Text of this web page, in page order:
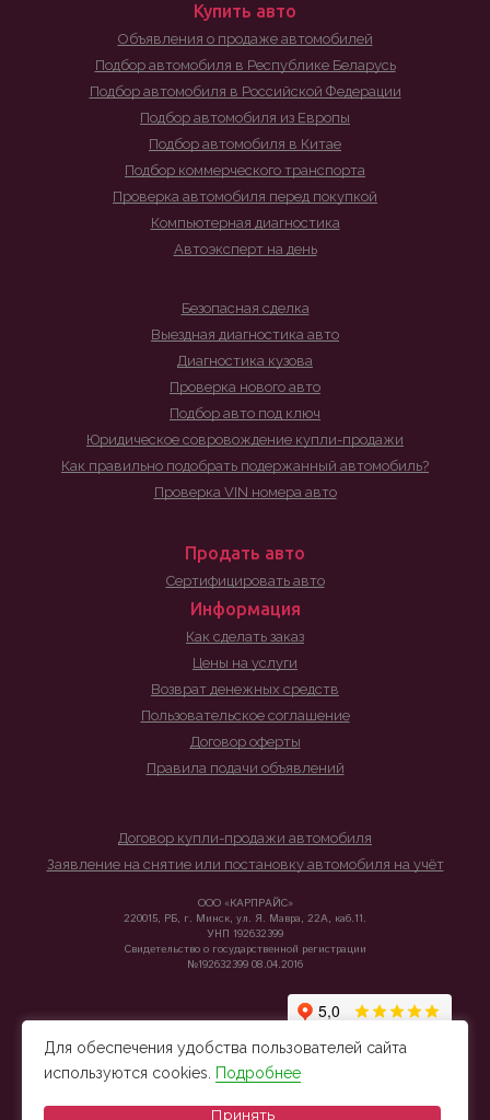
Купить авто
Объявления о продаже автомобилей
Подбор автомобиля в Республике Беларусь
Подбор автомобиля в Российской Федерации
Подбор автомобиля из Европы
Подбор автомобиля в Китае
Подбор коммерческого транспорта
Проверка автомобиля перед покупкой
Компьютерная диагностика
Автоэксперт на день
Безопасная сделка
Выездная диагностика авто
Диагностика кузова
Проверка нового авто
Подбор авто под ключ
Юридическое совровождение купли-продажи
Как правильно подобрать подержанный автомобиль?
Проверка VIN номера авто
Продать авто
Сертифицировать авто
Информация
Как сделать заказ
Цены на услуги
Возврат денежных средств
Пользовательское соглашение
Договор оферты
Правила подачи объявлений
Договор купли-продажи автомобиля
Заявление на снятие или постановку автомобиля на учёт
ООО «КАРПРАЙС»
220015, РБ, г. Минск, ул. Я. Мавра, 22А, каб.11.
УНП 192632399
Свидетельство о государственной регистрации
№192632399 08.04.2016
Для обеспечения удобства пользователей сайта
используются cookies.
Подробнее
Принять